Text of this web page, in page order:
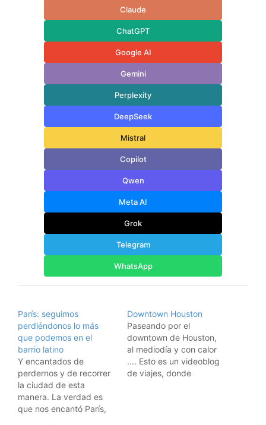
Claude
ChatGPT
Google AI
Gemini
Perplexity
DeepSeek
Mistral
Copilot
Qwen
Meta AI
Grok
Telegram
WhatsApp
París: seguimos
perdiéndonos lo más
que podemos en el
barrio latino
Y encantados de
perdernos y de recorrer
la ciudad de esta
manera. La verdad es
que nos encantó París,
Downtown Houston
Paseando por el
downtown de Houston,
al mediodía y con calor
.... Esto es un videoblog
de viajes, donde